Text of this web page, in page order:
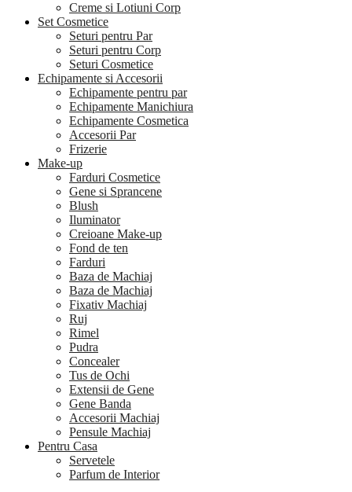
Creme si Lotiuni Corp
Set Cosmetice
Seturi pentru Par
Seturi pentru Corp
Seturi Cosmetice
Echipamente si Accesorii
Echipamente pentru par
Echipamente Manichiura
Echipamente Cosmetica
Accesorii Par
Frizerie
Make-up
Farduri Cosmetice
Gene si Sprancene
Blush
Iluminator
Creioane Make-up
Fond de ten
Farduri
Baza de Machiaj
Baza de Machiaj
Fixativ Machiaj
Ruj
Rimel
Pudra
Concealer
Tus de Ochi
Extensii de Gene
Gene Banda
Accesorii Machiaj
Pensule Machiaj
Pentru Casa
Servetele
Parfum de Interior